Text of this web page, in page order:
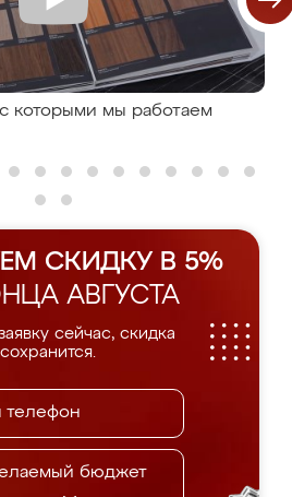
которыми мы работаем
СКИДКУ В 5%
АВГУСТА
сейчас, скидка
сохранится.
бюджет